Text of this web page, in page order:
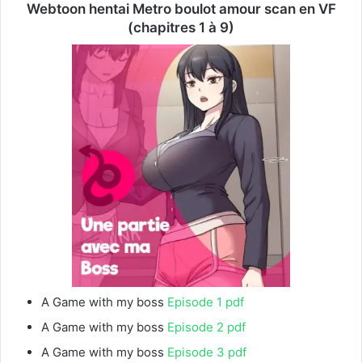
Webtoon hentai Metro boulot amour scan en VF
(chapitres 1 à 9)
A Game with my boss Episode 1 pdf
A Game with my boss Episode 2 pdf
A Game with my boss Episode 3 pdf